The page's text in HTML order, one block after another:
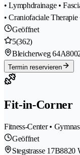
• Lymphdrainage •
• Craniofaciale Therapie
Geöffnet
5(362)
Bleicherweg 64A
Termin reservieren
Fit-in-Corner
Fitness-Center •
Geöffnet
Stegstrasse 17B8820